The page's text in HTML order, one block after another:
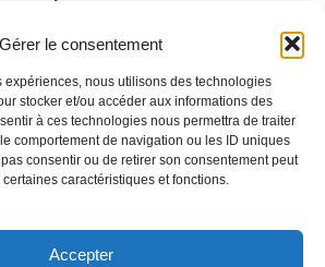
Gérer le consentement
expériences, nous utilisons des technologies
stocker et/ou accéder aux informations des
à ces technologies nous permettra de traiter
comportement de navigation ou les ID uniques
consentir ou de retirer son consentement peut
caractéristiques et fonctions.
Accepter
ne sera pas publiée.
sont indiqués avec*